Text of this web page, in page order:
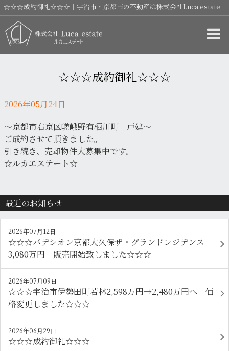
☆☆☆成約御礼☆☆☆｜宇治市・京都市の不動産は株式会社Luca estate
☆☆☆成約御礼☆☆☆
2026年05月24日
〜京都市右京区嵯峨野有栖川町 戸建〜
ご成約させて頂きました。
引き続き、売却物件大募集中です。
☆ルカエステート☆
最近のお知らせ
2026年07月12日
☆☆☆パデシオン京都大久保ザ・グランドレジデンス
3,080万円 販売開始致しました☆☆☆
2026年07月09日
☆☆☆宇治市伊勢田町若林2,598万円→2,480万円へ 価
格変更しました☆☆☆
2026年06月29日
☆☆☆成約御礼☆☆☆